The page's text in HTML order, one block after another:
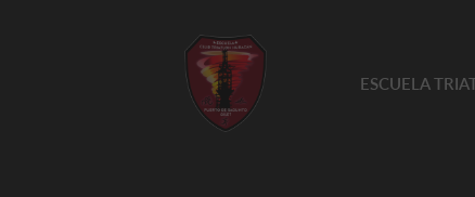
ESCUELA